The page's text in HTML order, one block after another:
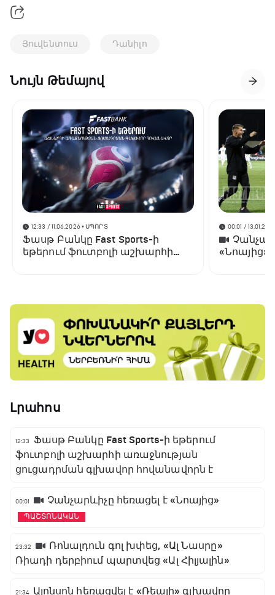
Յուվենտուս Դանիլո
Նույն Թեմայով
12:33 / 11.06.2026• ՍՊՈՐՏ
Ֆասթ Բանկը Fast Sports-ի
եթերում ֆուտբոլի աշխարհի
00:01 /
«Նոայից»
Լրահոս
12:33
Ֆասթ Բանկը Fast Sports-ի եթերում
ֆուտբոլի աշխարհի առաջնության
ցուցադրման գլխավոր հովանավորն է
00:01 Չանչարևիչը հեռացել է «Նոայից»
ՊԱՇՏՈՆԱԿԱՆ
23:32
Ռոնալդուն գոլ խփեց, «Ալ Նասրը»
Ռիադի դերբիում պարտվեց «Ալ Հիլյալին»
21:34 Ալոնսոն հեռացվել է «Ռեալի» գլխավոր